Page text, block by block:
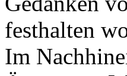
festhalten
Im